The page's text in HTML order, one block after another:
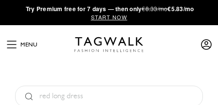
·Try Premium free for 7 days — then only€8.33/mo€5.83/mo
START NOW
MENU